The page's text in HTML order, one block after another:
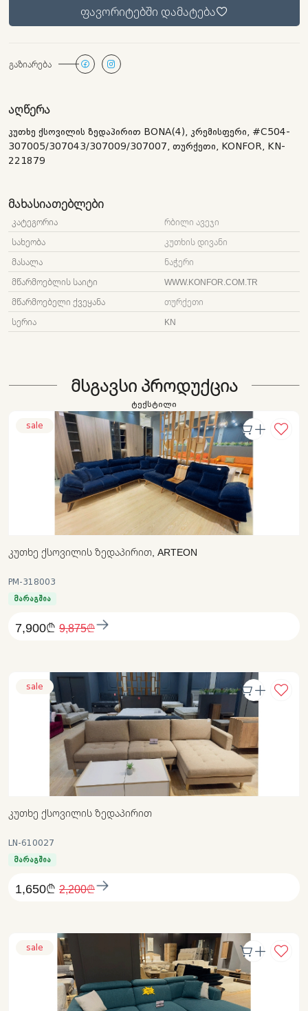
ᲤᲐᲕᲝᲠᲘᲢᲔᲑᲨᲘ ᲓᲐᲛᲐᲢᲔᲑᲐ
ᲒᲐᲖᲘᲐᲠᲔᲑᲐ
ᲐᲦᲬᲔᲠᲐ
კუთხე ქსოვილის ზედაპირით BONA(4), კრემისფერი, #C504-
307005/307043/307009/307007, თურქეთი, KONFOR, KN-
221879
ᲛᲐᲮᲐᲡᲘᲐᲗᲔᲑᲚᲔᲑᲘ
ᲙᲐᲢᲔᲒᲝᲠᲘᲐ
ᲠᲑᲘᲚᲘ ᲐᲕᲔᲯᲘ
ᲡᲐᲮᲔᲝᲑᲐ
ᲙᲣᲗᲮᲘᲡ ᲓᲘᲕᲐᲜᲘ
ᲛᲐᲡᲐᲚᲐ
ᲜᲐᲭᲔᲠᲘ
ᲛᲬᲐᲠᲛᲝᲔᲑᲚᲘᲡ ᲡᲐᲘᲢᲘ
WWW.KONFOR.COM.TR
ᲛᲬᲐᲠᲛᲝᲔᲑᲔᲚᲘ ᲥᲕᲔᲧᲐᲜᲐ
ᲗᲣᲠᲥᲔᲗᲘ
ᲡᲔᲠᲘᲐ
KN
ᲛᲡᲒᲐᲕᲡᲘ ᲞᲠᲝᲓᲣᲥᲪᲘᲐ
ტექსტილი
sale
ᲙᲣᲗᲮᲔ ᲥᲡᲝᲕᲘᲚᲘᲡ ᲖᲔᲓᲐᲞᲘᲠᲘᲗ, ARTEON
PM-318003
მარაგშია
7,900₾ 9,875₾
sale
ᲙᲣᲗᲮᲔ ᲥᲡᲝᲕᲘᲚᲘᲡ ᲖᲔᲓᲐᲞᲘᲠᲘᲗ
LN-610027
მარაგშია
1,650₾ 2,200₾
sale